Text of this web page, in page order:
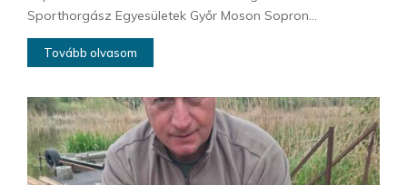
Sporthorgász Egyesületek Győr Moson Sopron...
Tovább olvasom